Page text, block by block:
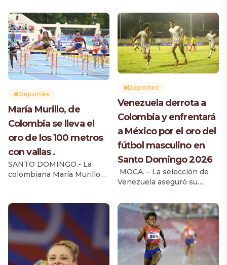
Deportes
María Murillo, de
Colombia se lleva el
oro de los 100 metros
con vallas .
SANTO DOMINGO.- La
colombiana María Murillo
medalla de oro de los 100
metros con vallas de los
XXV Juegos
Centroamericanos y del
Caribe Santo Domingo
2026. Murillo, con un
Deportes
Venezuela derrota a
Colombia y enfrentará
a México por el oro del
fútbol masculino en
Santo Domingo 2026
MOCA. – La selección de
Venezuela aseguró su
torneo de fútbol masculino
de los XXV Juegos
Centroamericanos y del
Caribe Santo Domingo
2026, al derrotar 1-0 a
Colombia en una intensa